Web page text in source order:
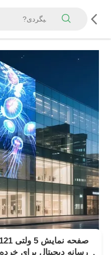
رسانه دیجیتال برای